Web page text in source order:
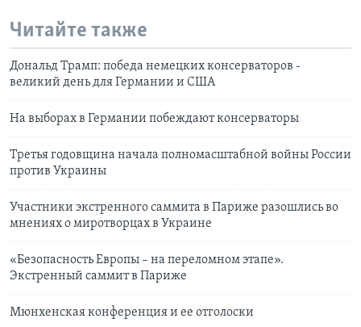
Читайте также
Дональд Трамп: победа немецких консерваторов -
великий день для Германии и США
На выборах в Германии побеждают консерваторы
Третья годовщина начала полномасштабной войны России
против Украины
Участники экстренного саммита в Париже разошлись во
мнениях о миротворцах в Украине
«Безопасность Европы – на переломном этапе».
Экстренный саммит в Париже
Мюнхенская конференция и ее отголоски